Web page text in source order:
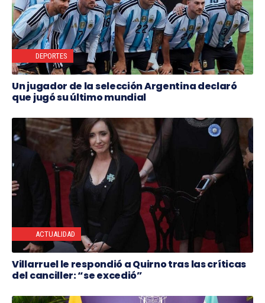
DEPORTES
Un jugador de la selección Argentina declaró
que jugó su último mundial
ACTUALIDAD
Villarruel le respondió a Quirno tras las críticas
del canciller: “se excedió”